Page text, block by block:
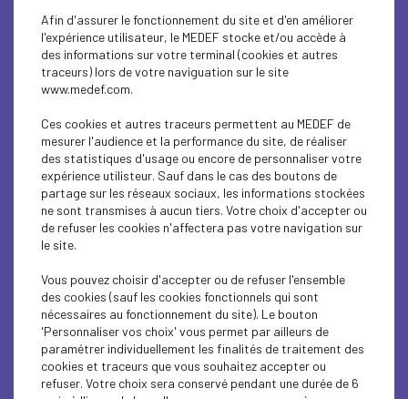
Afin d'assurer le fonctionnement du site et d'en améliorer
l'expérience utilisateur, le MEDEF stocke et/ou accède à
des informations sur votre terminal (cookies et autres
traceurs) lors de votre naviguation sur le site
www.medef.com.
Ces cookies et autres traceurs permettent au MEDEF de
mesurer l'audience et la performance du site, de réaliser
des statistiques d'usage ou encore de personnaliser votre
expérience utilisteur. Sauf dans le cas des boutons de
partage sur les réseaux sociaux, les informations stockées
ne sont transmises à aucun tiers. Votre choix d'accepter ou
de refuser les cookies n'affectera pas votre navigation sur
le site.
Vous pouvez choisir d'accepter ou de refuser l'ensemble
des cookies (sauf les cookies fonctionnels qui sont
nécessaires au fonctionnement du site). Le bouton
'Personnaliser vos choix' vous permet par ailleurs de
paramétrer individuellement les finalités de traitement des
cookies et traceurs que vous souhaitez accepter ou
refuser. Votre choix sera conservé pendant une durée de 6